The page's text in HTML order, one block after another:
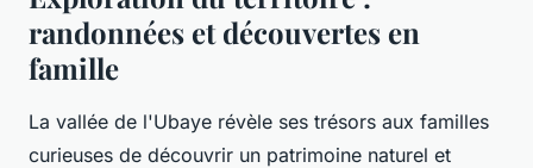
randonnées et découvertes en
famille
La vallée de l'Ubaye révèle ses trésors aux familles
curieuses de découvrir un patrimoine naturel et